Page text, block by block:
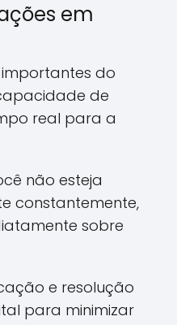
em
do
de
real para a
não esteja
constantemente,
sobre
e resolução
para minimizar